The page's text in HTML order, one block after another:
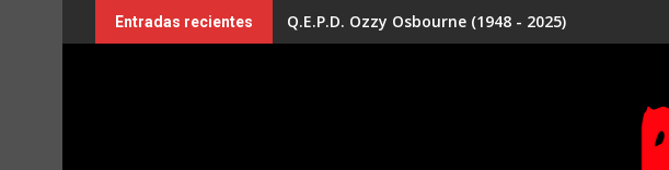
al
Entradas recientes Q.E.P.D. Ozzy Osbourne (1948 - 2025)